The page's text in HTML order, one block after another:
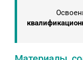
Освоение